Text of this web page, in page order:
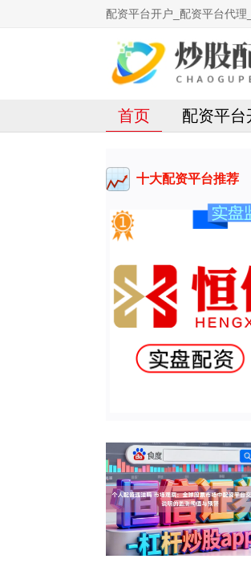
配资平台开户_配资平台代
首页 配资平台
十大配资平台推荐